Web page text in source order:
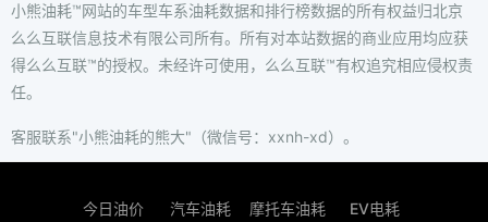
小熊油耗™网站的车型车系油耗数据和排行榜数据的所有权益归北京
么么互联信息技术有限公司所有。所有对本站数据的商业应用均应获
得么么互联™的授权。未经许可使用，么么互联™有权追究相应侵权责
任。
客服联系"小熊油耗的熊大"（微信号：xxnh-xd）。
今日油价 汽车油耗 摩托车油耗 EV电耗